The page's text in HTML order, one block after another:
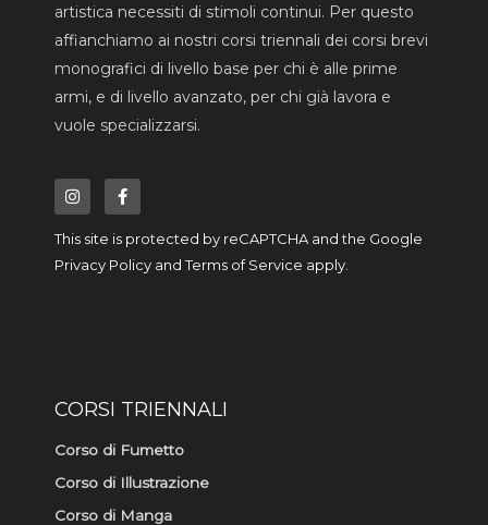
artistica necessiti di stimoli continui. Per questo
affianchiamo ai nostri corsi triennali dei corsi brevi
monografici di livello base per chi è alle prime
armi, e di livello avanzato, per chi già lavora e
vuole specializzarsi.
n
s
t
a
g
r
a
c
e
o
o
This site is protected by reCAPTCHA and the Google
Privacy Policy andTerms of Service apply.
CORSI TRIENNALI
Corso di Fumetto
Corso di Illustrazione
Corso di Manga